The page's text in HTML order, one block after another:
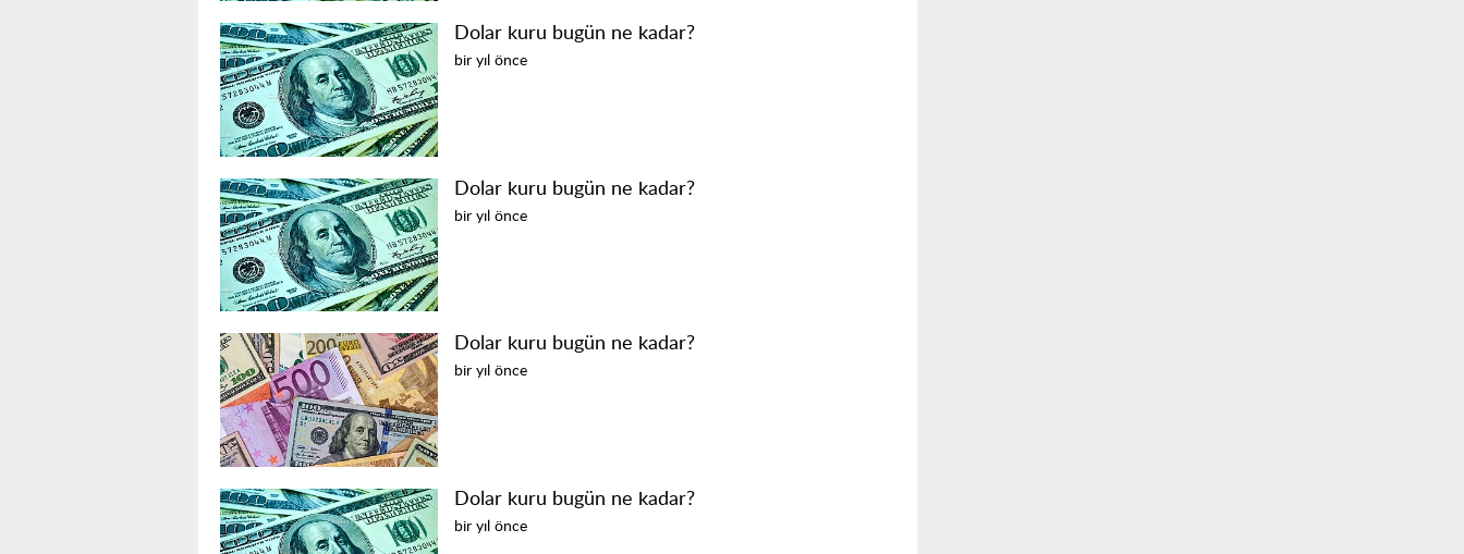
Dolar kuru bugün ne kadar?
bir yıl önce
Dolar kuru bugün ne kadar?
bir yıl önce
Dolar kuru bugün ne kadar?
bir yıl önce
Dolar kuru bugün ne kadar?
bir yıl önce